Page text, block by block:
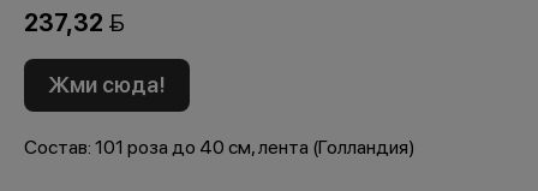
237,32 
Жми сюда!
Состав: 101 роза до 40 см, лента (Голландия)